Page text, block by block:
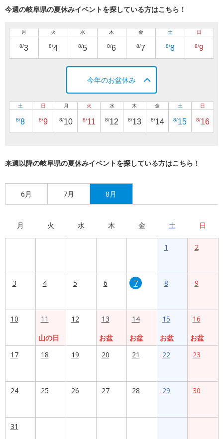
今週の岐阜県の夏休みイベントを探している方はこちら！
月
8/3
火
8/4
水
8/5
木
8/6
金
8/7
土
8/8
日
8/9
今年のお盆休み
土
8/8
日
8/9
月
8/10
火
8/11
水
8/12
木
8/13
金
8/14
土
8/15
日
8/16
来週以降の岐阜県の夏休みイベントを探している方はこちら！
6月 7月 8月
月 火 水 木 金 土 日
1 2
3 4 5 6 7 8 9
10
11
山の日
12
13
お盆
14
お盆
15
お盆
16
お盆
17
18 19 20 21 22 23
24 25 26 27 28 29 30
31